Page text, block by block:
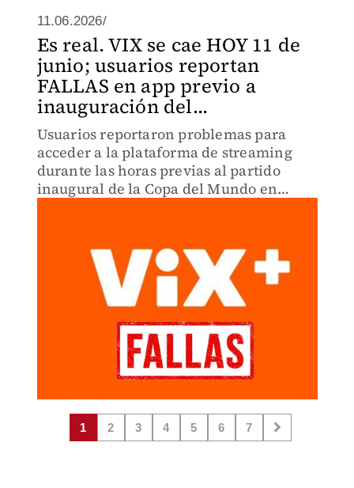
11.06.2026/
Es real. VIX se cae HOY 11 de
junio; usuarios reportan
FALLAS en app previo a
inauguración del...
Usuarios reportaron problemas para
acceder a la plataforma de streaming
durante las horas previas al partido
inaugural de la Copa del Mundo en
1 2 3 4 5 6 7